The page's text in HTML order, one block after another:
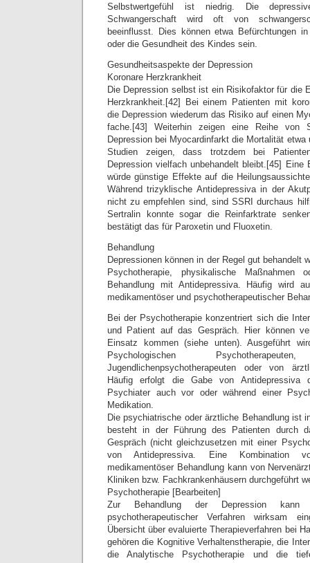
Selbstwertgefühl ist niedrig. Die
Schwangerschaft wird oft von
beeinflusst. Dies können etwa Befürchtungen
oder die Gesundheit des Kindes sein.
Gesundheitsaspekte der Depression
Koronare Herzkrankheit
Die Depression selbst ist ein Risikofaktor für die
Herzkrankheit.[42] Bei einem Patienten mit
die Depression wiederum das Risiko auf einen
fache.[43] Weiterhin zeigen eine Reihe von
Depression bei Myocardinfarkt die Mortalität
Studien zeigen, dass trotzdem bei
Depression vielfach unbehandelt bleibt.[45] Eine
würde günstige Effekte auf die
Während trizyklische Antidepressiva in der
nicht zu empfehlen sind, sind SSRI durchaus
Sertralin konnte sogar die Reinfarktrate
bestätigt das für Paroxetin und Fluoxetin.
Behandlung
Depressionen können in der Regel gut behandelt
Psychotherapie, physikalische Maßnahmen
Behandlung mit Antidepressiva. Häufig wird
medikamentöser und psychotherapeutischer
Bei der Psychotherapie konzentriert sich die
und Patient auf das Gespräch. Hier können
Einsatz kommen (siehe unten). Ausgeführt
Psychologischen
Jugendlichenpsychotherapeuten oder von
Häufig erfolgt die Gabe von Antidepressiva
Psychiater auch vor oder während einer
Medikation.
Die psychiatrische oder ärztliche Behandlung ist
besteht in der Führung des Patienten durch
Gespräch (nicht gleichzusetzen mit einer
von Antidepressiva. Eine Kombination
medikamentöser Behandlung kann von
Kliniken bzw. Fachkrankenhäusern durchgeführt
Psychotherapie [Bearbeiten]
Zur Behandlung der Depression kann
psychotherapeutischer Verfahren wirksam
Übersicht über evaluierte Therapieverfahren bei
gehören die Kognitive Verhaltenstherapie, die
die Analytische Psychotherapie und die